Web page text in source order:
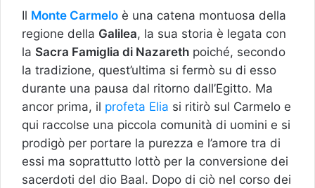
Il Monte Carmelo è una catena montuosa della
regione della Galilea, la sua storia è legata con
la Sacra Famiglia di Nazareth poiché, secondo
la tradizione, quest’ultima si fermò su di esso
durante una pausa dal ritorno dall’Egitto. Ma
ancor prima, il profeta Elia si ritirò sul Carmelo e
qui raccolse una piccola comunità di uomini e si
prodigò per portare la purezza e l’amore tra di
essi ma soprattutto lottò per la conversione dei
sacerdoti del dio Baal. Dopo di ciò nel corso dei